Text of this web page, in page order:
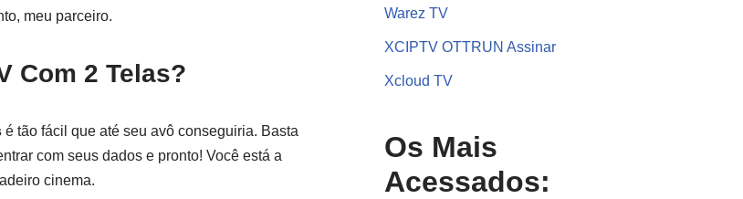
meu parceiro.
Com 2 Telas?
é tão fácil que até seu avô conseguiria. Basta
com seus dados e pronto! Você está a
cinema.
Warez TV
XCIPTV OTTRUN Assinar
Xcloud TV
Os Mais
Acessados: